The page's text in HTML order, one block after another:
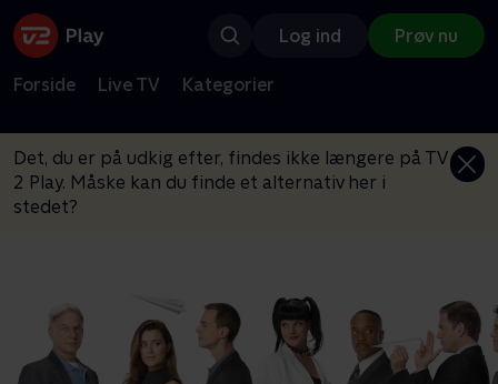
Log ind Prøv nu
Forside Live TV Kategorier
Det, du er på udkig efter, findes ikke længere på TV
2 Play. Måske kan du finde et alternativ her i
stedet?